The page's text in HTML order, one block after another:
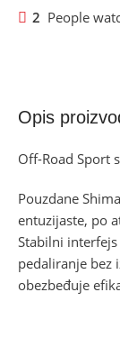
2 People
Opis
Off-Road Sport
Pouzdane
entuzijaste, po
Stabilni
pedaliranje bez
obezbeđuje